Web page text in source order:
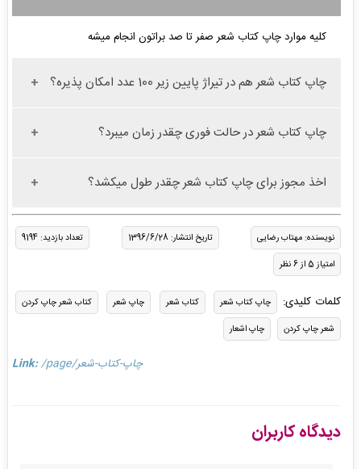
کلیه موارد چاپ کتاب شعر صفر تا صد براتون انجام میشه
چاپ کتاب شعر هم در تیراژ پایین زیر 100 عدد امکان پذیره؟
چاپ کتاب شعر در حالت فوری چقدر زمان میبرد؟
اخذ مجوز برای چاپ کتاب شعر چقدر طول میکشد؟
نویسنده: مهتاب رضایی تاریخ انتشار: 1396/6/28
تعداد بازدید: 9194
امتیاز 5 از 6 نظر
کلمات کلیدی: چاپ کتاب شعر کتاب شعر چاپ شعر
کتاب شعر چاپ کردن
شعر چاپ کردن
چاپ اشعار
Link: /page/چاپ-کتاب-شعر
دیدگاه کاربران